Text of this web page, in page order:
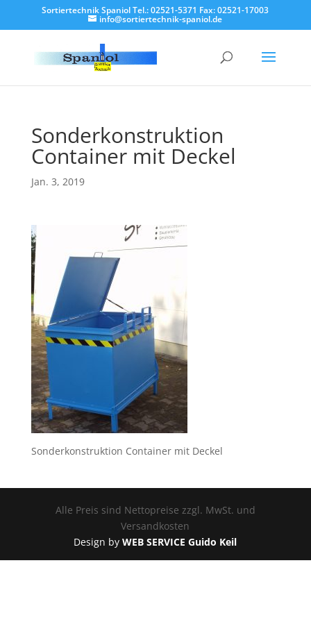
Sortiertechnik Spaniol Tel.: 02521-5371 Fax: 02521-17003
info@sortiertechnik-spaniol.de
Sonderkonstruktion
Container mit Deckel
Jan. 3, 2019
Sonderkonstruktion Container mit Deckel
Alle Preis sind Nettopreise zzgl. MwSt. und
Versandkosten
Design byWEB SERVICE Guido Keil